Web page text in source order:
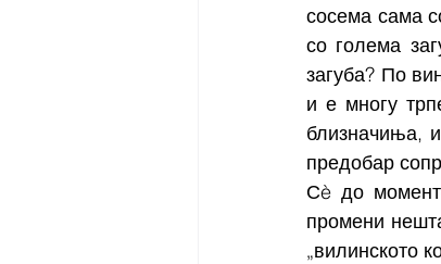
сосема сама
со голема
загуба? По
и е многу
близначиња,
предобар
Сè до
промени
„вилинското